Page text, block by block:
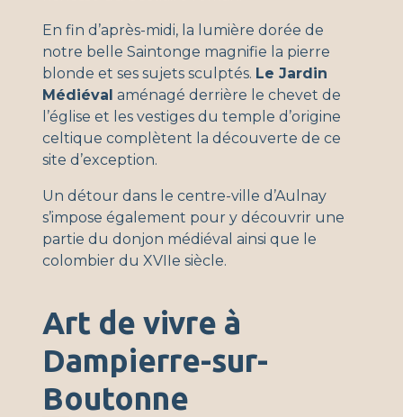
En fin d’après-midi, la lumière dorée de
notre belle Saintonge magnifie la pierre
blonde et ses sujets sculptés. Le Jardin
Médiéval aménagé derrière le chevet de
l’église et les vestiges du temple d’origine
celtique complètent la découverte de ce
site d’exception.
Un détour dans le centre-ville d’Aulnay
s’impose également pour y découvrir une
partie du donjon médiéval ainsi que le
colombier du XVIIe siècle.
Art de vivre à
Dampierre-sur-
Boutonne